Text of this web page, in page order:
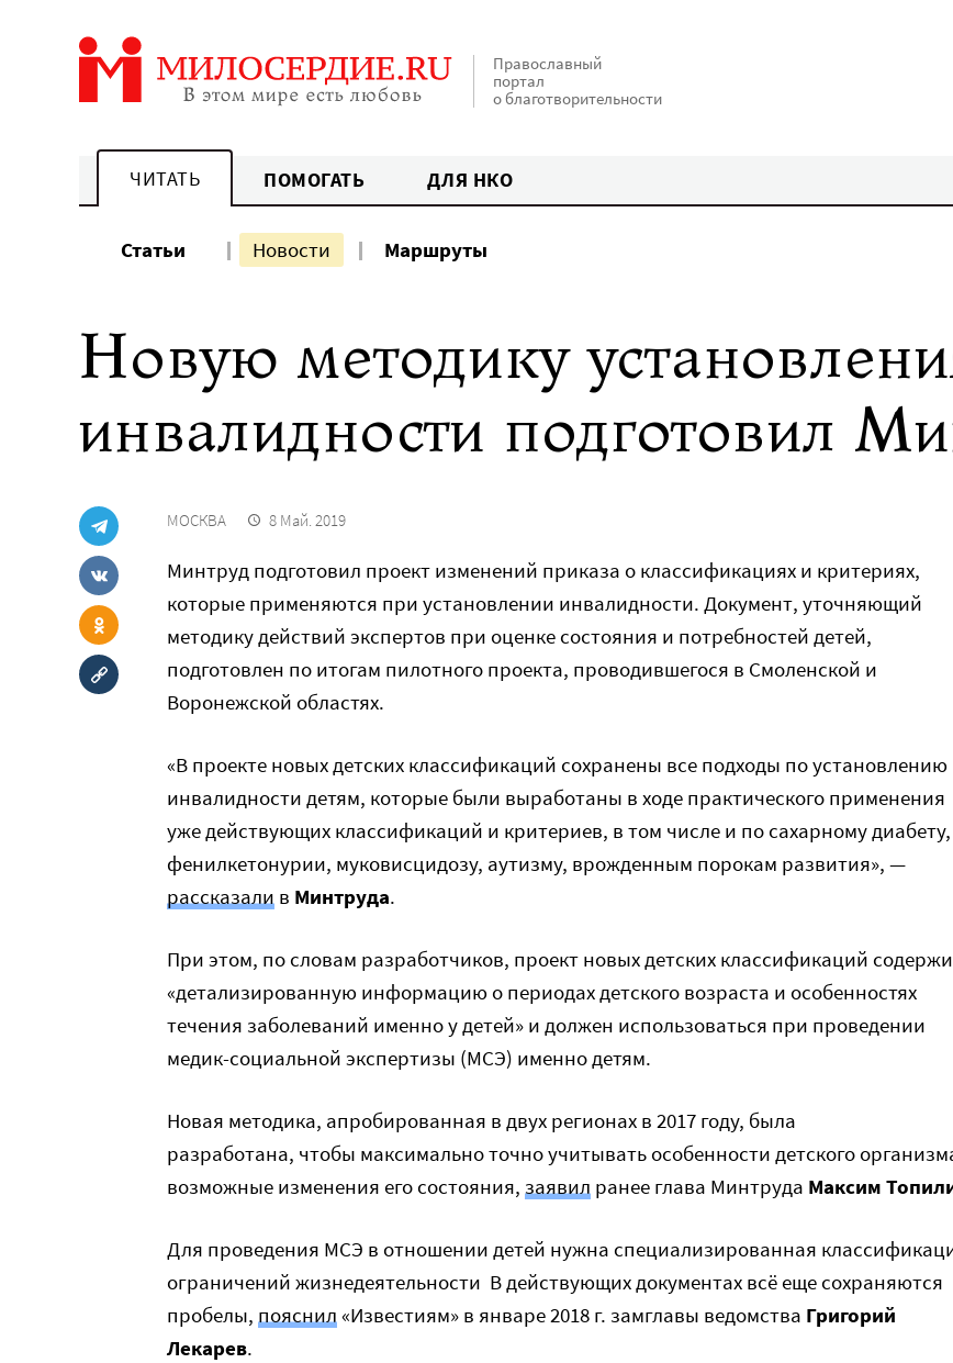
Православный
портал
о благотворительности
ЧИТАТЬ ПОМОГАТЬ ДЛЯ НКО
Статьи Новости Маршруты
Новую методику
инвалидности подготовил
МОСКВА 8 Май. 2019
Минтруд подготовил проект изменений приказа о классификациях и критериях,
которые применяются при установлении инвалидности. Документ, уточняющий
методику действий экспертов при оценке состояния и потребностей детей,
подготовлен по итогам пилотного проекта, проводившегося в Смоленской и
Воронежской областях.
«В проекте новых детских классификаций сохранены все подходы по установлению
инвалидности детям, которые были выработаны в ходе практического применения
уже действующих классификаций и критериев, в том числе и по сахарному диабету,
фенилкетонурии, муковисцидозу, аутизму, врожденным порокам развития», —
рассказали в Минтруда.
При этом, по словам разработчиков, проект новых детских классификаций
«детализированную информацию о периодах детского возраста и особенностях
течения заболеваний именно у детей» и должен использоваться при проведении
медик-социальной экспертизы (МСЭ) именно детям.
Новая методика, апробированная в двух регионах в 2017 году, была
разработана, чтобы максимально точно учитывать особенности детского
возможные изменения его состояния, заявил ранее глава Минтруда Максим
Для проведения МСЭ в отношении детей нужна специализированная
ограничений жизнедеятельности В действующих документах всё еще сохраняются
пробелы, пояснил«Известиям» в январе 2018 г. замглавы ведомства Григорий
Лекарев.